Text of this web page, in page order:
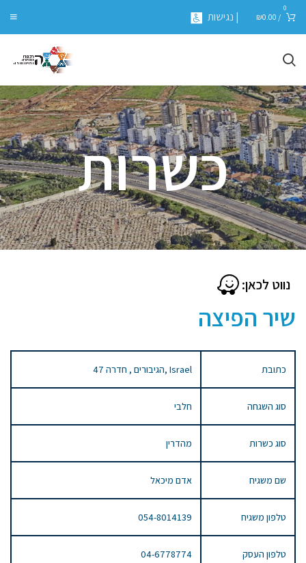
0
/
₪0.00 | נגישות
כשרות
נווט לכאן:
שיר הפיצה
כתובת 47 הגיבורים , חדרה, Israel
סוג השגחה חלבי
סוג כשרות מהדרין
שם משגיח אדם מיכאל
טלפון משגיח 054-8014139
טלפון העסק 04-6778774